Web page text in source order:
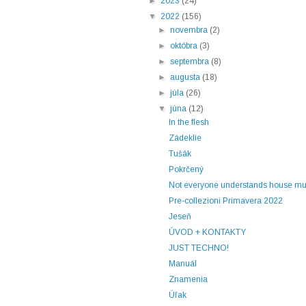
▼ 2022 (156)
►novembra (2)
►októbra (3)
►septembra (8)
► augusta (18)
►júla (26)
▼júna (12)
In the flesh
Zádeklie
Tušák
Pokrčený
Not everyone understands house
Pre-collezioni Primavera 2022
Jeseň
ÚVOD + KONTAKTY
JUST TECHNO!
Manuál
Znamenia
Úľak